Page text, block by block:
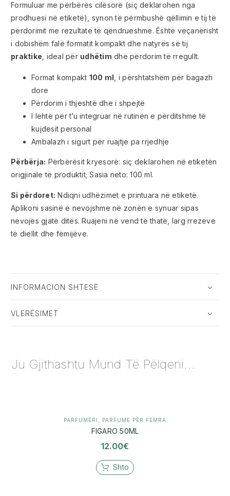
Formuluar me përbërës cilësorë (siç deklarohen nga
prodhuesi në etiketë), synon të përmbushë qëllimin e tij të
përdorimit me rezultate të qëndrueshme. Është veçanërisht
i dobishëm falë formatit kompakt dhe natyrës së tij
praktike , ideal për udhëtim dhe përdorim të rregullt.
Format kompakt 100 ml , i përshtatshëm për bagazh
dore
Përdorim i thjeshtë dhe i shpejtë
I lehtë për t’u integruar në rutinën e përditshme të
kujdesit personal
Ambalazh i sigurt për ruajtje pa rrjedhje
Përbërja: Përbërësit kryesorë: siç deklarohen në etiketën
origjinale të produktit; Sasia neto: 100 ml.
Si përdoret: Ndiqni udhëzimet e printuara në etiketë.
Aplikoni sasinë e nevojshme në zonën e synuar sipas
nevojës gjatë ditës. Ruajeni në vend të thatë, larg rrezeve
të diellit dhe fëmijëve.
INFORMACION SHTESË
VLERËSIMET
Ju Gjithashtu Mund Të Pëlqeni...
PARFUMERI PARFUME PËR FEMRA
FIGARO 50ML
12.00€
Shto